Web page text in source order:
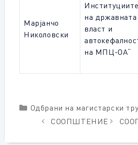
Марјанчо
Николовски
Институциите
на државната
власт и
на МПЦ-ОА“
Categories
Одбрани на магистарски
СООПШТЕНИЕ